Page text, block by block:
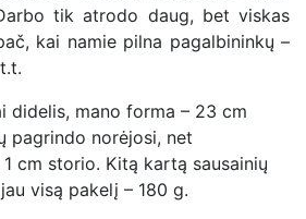
tik atrodo daug, bet viskas
kai namie pilna pagalbininkų –
didelis, mano forma – 23 cm
pagrindo norėjosi, net
cm storio. Kitą kartą sausainių
visą pakelį – 180 g.